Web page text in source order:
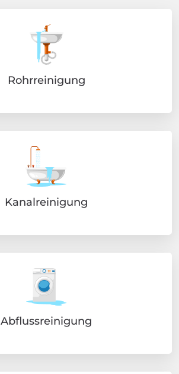
Rohrreinigung
Kanalreinigung
Abflussreinigung